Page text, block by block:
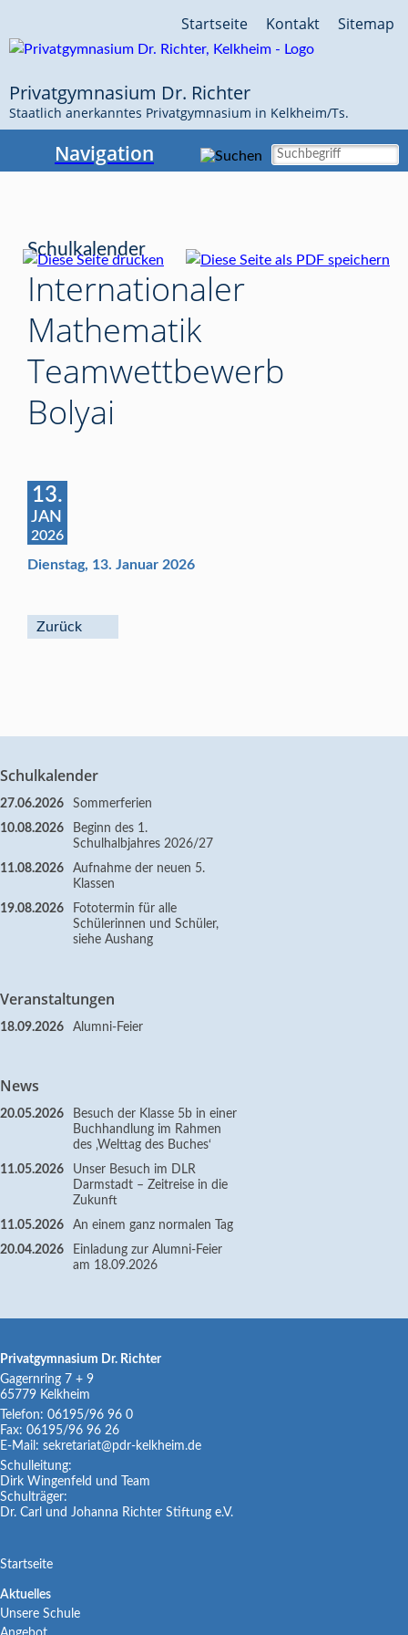
überspringen
Sitemap
Kontakt
Startseite
Privatgymnasium Dr. Richter
Staatlich anerkanntes Privatgymnasium in Kelkheim/Ts.
Navigation
Schulkalender
Internationaler
Mathematik
Teamwettbewerb
Bolyai
13.
JAN
2026
Dienstag, 13. Januar 2026
Zurück
Schulkalender
27.06.2026
Sommerferien
10.08.2026
Beginn des 1.
Schulhalbjahres 2026/27
11.08.2026
Aufnahme der neuen 5.
Klassen
19.08.2026
Fototermin für alle
Schülerinnen und Schüler,
siehe Aushang
Veranstaltungen
18.09.2026 Alumni-Feier
News
20.05.2026
Besuch der Klasse 5b in einer
Buchhandlung im Rahmen
des ‚Welttag des Buches‘
11.05.2026
Unser Besuch im DLR
Darmstadt – Zeitreise in die
Zukunft
11.05.2026
An einem ganz normalen Tag
20.04.2026
Einladung zur Alumni-Feier
am 18.09.2026
Privatgymnasium Dr. Richter
Gagernring 7 + 9
65779 Kelkheim
Telefon: 06195/96 96 0
Fax: 06195/96 96 26
E-Mail: sekretariat@pdr-kelkheim.de
Schulleitung:
Dirk Wingenfeld und Team
Schulträger:
Dr. Carl und Johanna Richter Stiftung e.V.
Navigation
Startseite
Navigation
überspringen
Aktuelles
Unsere Schule